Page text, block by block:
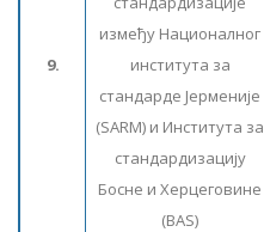
9.
између Националног
института за
стандарде Јерменије
(SARM) и Института за
стандардизацију
Босне и Херцеговине
(BAS)